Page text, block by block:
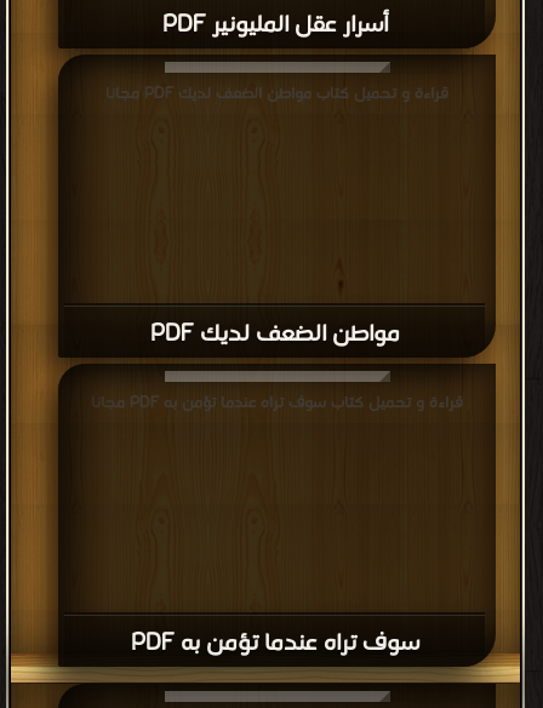
أسرار عقل المليونير PDF
مواطن الضعف لديك PDF
قراءة و تحميل كتاب مواطن الضعف لديك PDF مجانا
سوف تراه عندما تؤمن به PDF
قراءة و تحميل كتاب سوف تراه عندما تؤمن به PDF مجانا